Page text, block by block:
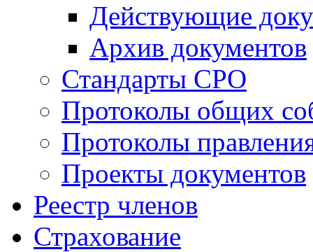
Действующие
Архив документов
Стандарты СРО
Протоколы общих
Протоколы
Проекты документов
Реестр членов
Страхование